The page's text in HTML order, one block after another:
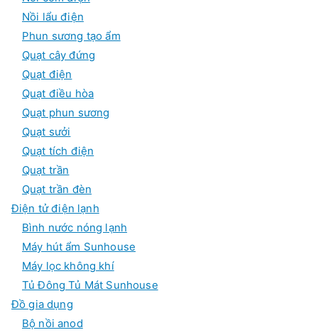
Nồi lẩu điện
Phun sương tạo ẩm
Quạt cây đứng
Quạt điện
Quạt điều hòa
Quạt phun sương
Quạt sưởi
Quạt tích điện
Quạt trần
Quạt trần đèn
Điện tử điện lạnh
Bình nước nóng lạnh
Máy hút ẩm Sunhouse
Máy lọc không khí
Tủ Đông Tủ Mát Sunhouse
Đồ gia dụng
Bộ nồi anod